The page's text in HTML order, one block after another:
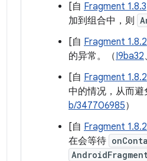
[自 Fragment 1.8.3
加到组合中，则
[自 Fragment 1.8.2
的异常。（I9ba32、
[自 Fragment 1.8.2
中的情况，从而
b/347706985）
[自 Fragment 1.8.2
在会等待